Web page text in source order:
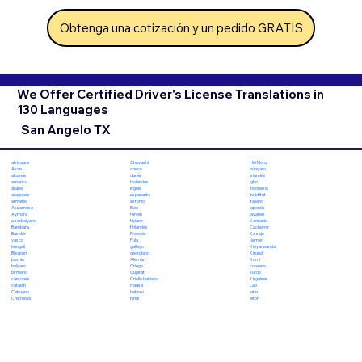
Obtenga una cotización y un pedido GRATIS
We Offer Certified Driver's License Translations in
130 Languages
San Angelo TX
africaans
Akan
albanés
amárico
árabe
aragonés
armenio
Assamese
Aymara
azerbaiyano
Bambara
Bashkir
vasco
bengalí
Bhojpuri
bosnio
búlgaro
birmano
cantonés
catalán
Cebuano
Chichewa
Chuvashi
checo
danés
Holandés
Inglés
esperanto
estonio
Ewe
feroés
fiyiano
finlandés
Francés
Fula
gallego
georgiano
Alemán
Griego
Gujarati
Criollo haitiano
Hausa
hebreo
hindi
Hiri Motu
húngaro
islandés
Igbo
indonesio
Inuktitut
italiano
japonés
javanés
Kannada
Cachemir
Kazajo
Jemer
Kinyarwanda
Kirundi
Komi
coreano
kurdo
Kirguises
Lao
latín
letón